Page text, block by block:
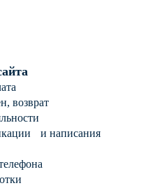
возврат
и написания